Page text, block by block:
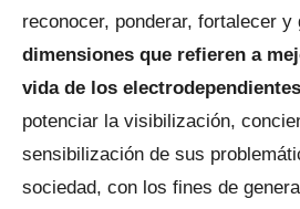
reconocer, ponderar, fortalecer y
dimensiones que refieren a
vida de los
potenciar la visibilización,
sensibilización de sus
sociedad, con los fines de